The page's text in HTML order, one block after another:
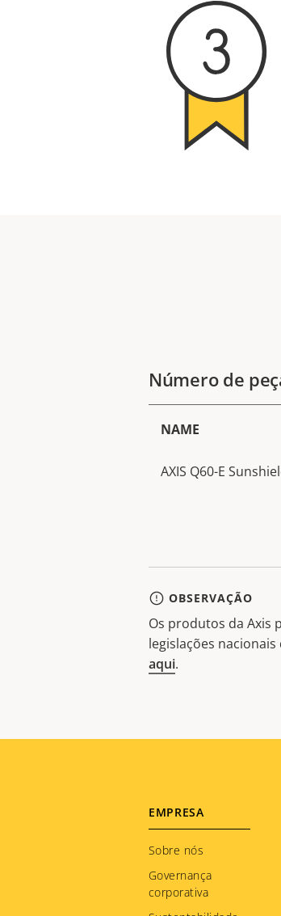
Número de
NAME
AXIS Q60-E
OBSERVAÇÃO
Os produtos da Axis
legislações
aqui.
Footer
menu
EMPRESA
Sobre nós
Governança
corporativa